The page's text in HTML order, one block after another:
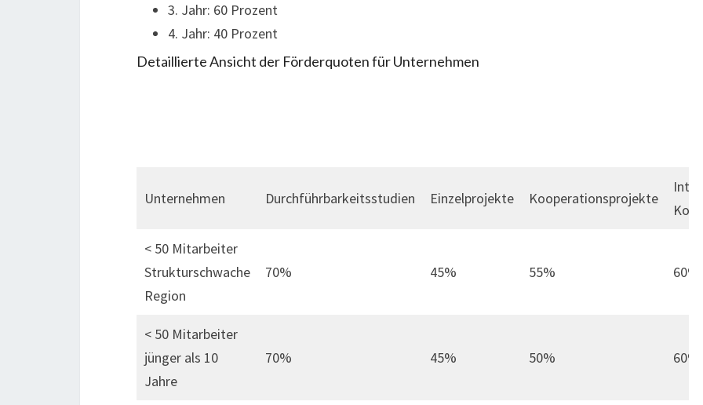
3. Jahr: 60 Prozent
4. Jahr: 40 Prozent
Detaillierte Ansicht der Förderquoten für Unternehmen
Unternehmen Durchführbarkeitsstudien Einzelprojekte Kooperationsprojekte
< 50 Mitarbeiter
Strukturschwache
Region
70% 45% 55% 60%
< 50 Mitarbeiter
jünger als 10
Jahre
70% 45% 50% 60%